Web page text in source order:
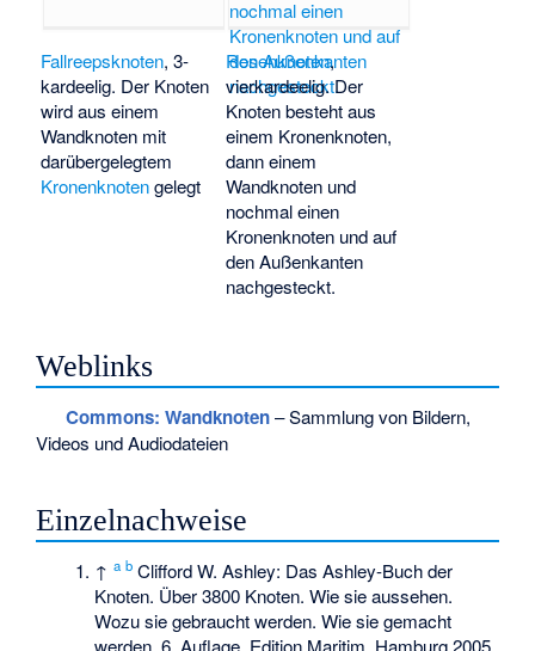
Fallreepsknoten, 3-
kardeelig. Der Knoten
wird aus einem
Wandknoten mit
darübergelegtem
Kronenknotengelegt
Rosenknoten,
vierkardeelig. Der
Knoten besteht aus
einem Kronenknoten,
dann einem
Wandknoten und
nochmal einen
Kronenknoten und auf
den Außenkanten
nachgesteckt.
Weblinks
Commons: Wandknoten– Sammlung von Bildern,
Videos und Audiodateien
Einzelnachweise
↑a b Clifford W. Ashley: Das Ashley-Buch der
Knoten. Über 3800 Knoten. Wie sie aussehen.
Wozu sie gebraucht werden. Wie sie gemacht
werden. 6. Auflage. Edition Maritim, Hamburg 2005,